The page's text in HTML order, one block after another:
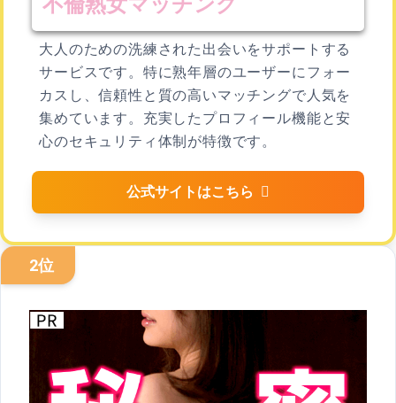
大人のための洗練された出会いをサポートする
サービスです。特に熟年層のユーザーにフォー
カスし、信頼性と質の高いマッチングで人気を
集めています。充実したプロフィール機能と安
心のセキュリティ体制が特徴です。
公式サイトはこちら
2位